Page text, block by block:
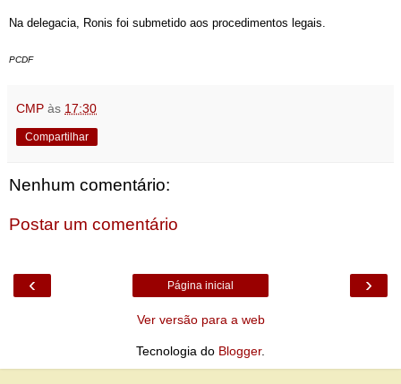
Na delegacia, Ronis foi submetido aos procedimentos legais.
PCDF
CMP às 17:30
Compartilhar
Nenhum comentário:
Postar um comentário
‹ ›
Página inicial
Ver versão para a web
Tecnologia do Blogger.